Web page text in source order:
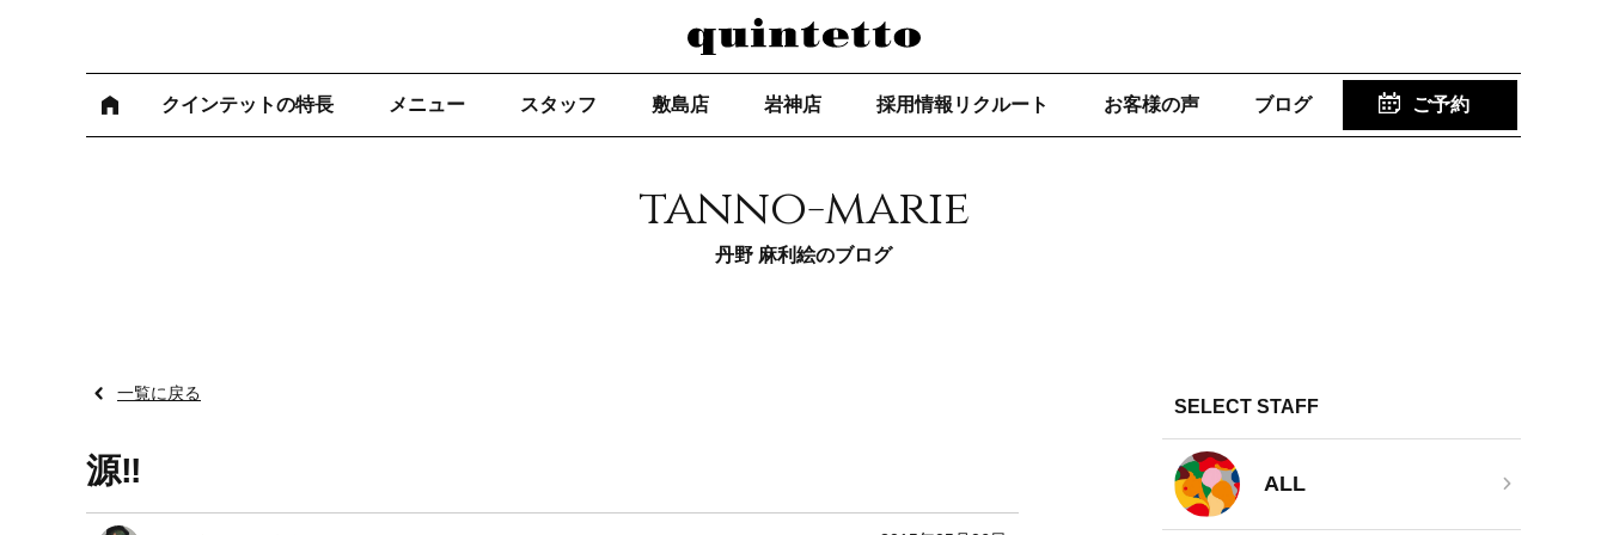
クインテットの特長 メニュー スタッフ 敷島店 岩神店 採用情報リクルート お客様の声 ブログ ご予約
tanno-marie
丹野 麻利絵のブログ
一覧に戻る
源‼︎
SELECT STAFF
ALL